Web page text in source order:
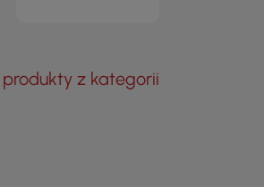
z kategorii